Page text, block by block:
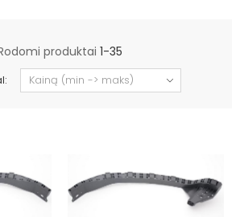
produktai 1-35